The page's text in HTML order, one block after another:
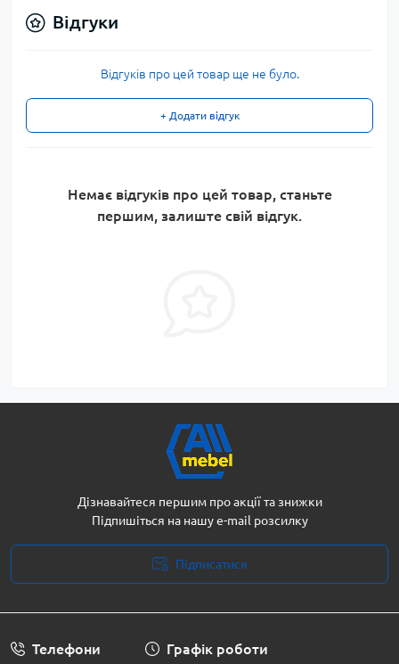
Відгуки
Відгуків про цей товар ще не було.
+ Додати відгук
Немає відгуків про цей товар, станьте
першим, залиште свій відгук.
Дізнавайтеся першим про акції та знижки
Підпишіться на нашу e-mail розсилку
Підписатися
Телефони Графік роботи